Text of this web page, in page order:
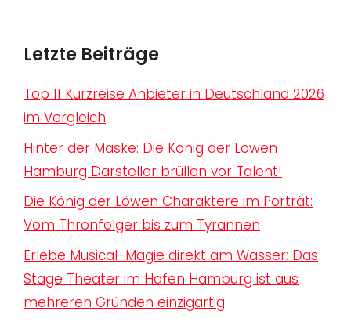
Letzte Beiträge
Top 11 Kurzreise Anbieter in Deutschland 2026
im Vergleich
Hinter der Maske: Die König der Löwen
Hamburg Darsteller brüllen vor Talent!
Die König der Löwen Charaktere im Porträt:
Vom Thronfolger bis zum Tyrannen
Erlebe Musical-Magie direkt am Wasser: Das
Stage Theater im Hafen Hamburg ist aus
mehreren Gründen einzigartig